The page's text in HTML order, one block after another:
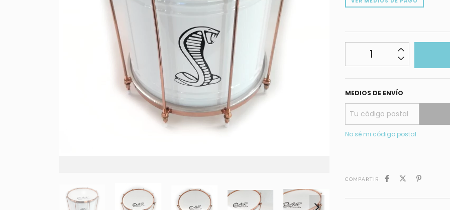
MEDIOS DE ENVÍO
No sé mi código postal
COMPARTIR